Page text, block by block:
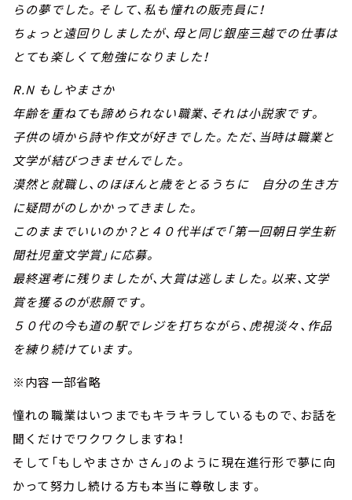
らの夢でした。そして、私も憧れの販売員に！
ちょっと遠回りしましたが、母と同じ銀座三越での仕事は
とても楽しくて勉強になりました！
R.N もしやまさか
年齢を重ねても諦められない職業、それは小説家です。
子供の頃から詩や作文が好きでした。ただ、当時は職業と
文学が結びつきませんでした。
漠然と就職し、のほほんと歳をとるうちに 自分の生き方
に疑問がのしかかってきました。
このままでいいのか？と４０代半ばで「第一回朝日学生新
聞社児童文学賞」に応募。
最終選考に残りましたが、大賞は逃しました。以来、文学
賞を獲るのが悲願です。
５０代の今も道の駅でレジを打ちながら、虎視淡々、作品
を練り続けています。
※内容一部省略
憧れの職業はいつまでもキラキラしているもので、お話を
聞くだけでワクワクしますね！
そして「もしやまさか さん」のように現在進行形で夢に向
かって努力し続ける方も本当に尊敬します。